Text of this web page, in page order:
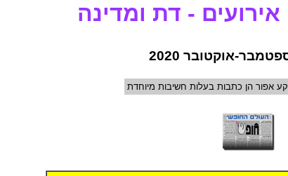
- דת ומדינה
אפור הן כתבות בעלות חשיבות מיוחדת